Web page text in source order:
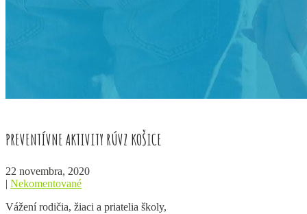
PREVENTÍVNE AKTIVITY RÚVZ KOŠICE
22 novembra, 2020
| Nekomentované
Vážení rodičia, žiaci a priatelia školy,